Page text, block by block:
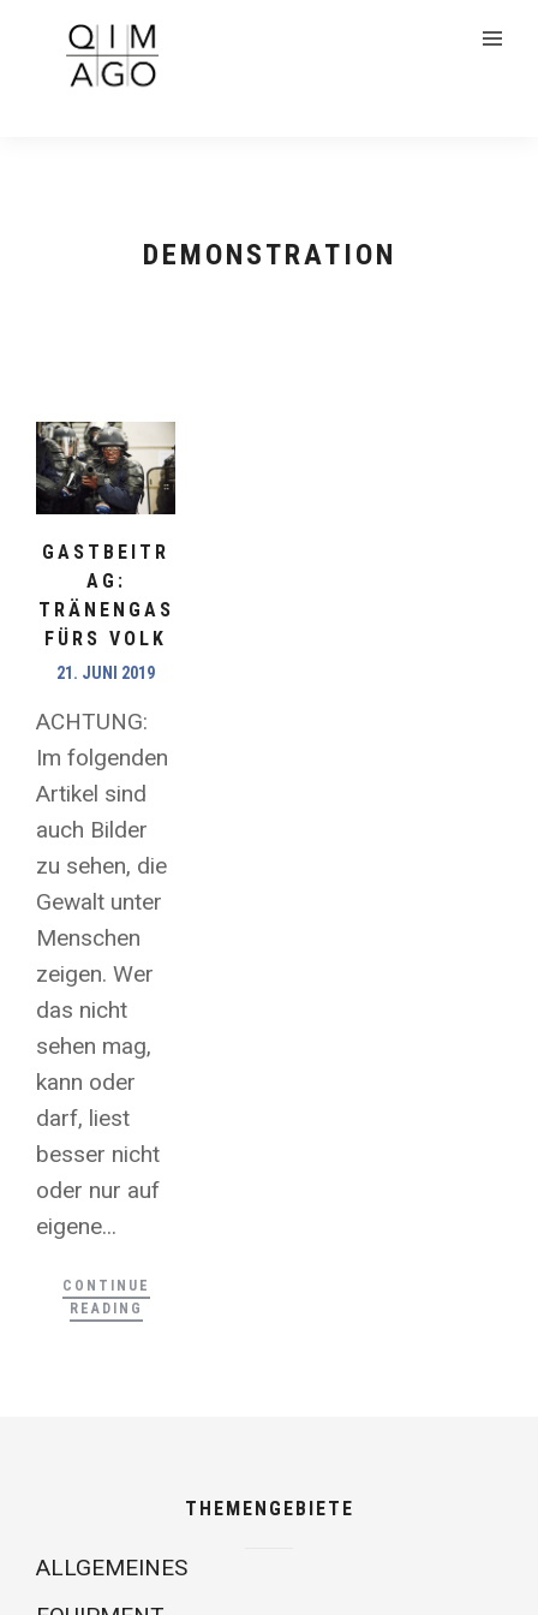
DEMONSTRATION
GASTBEITR
AG:
TRÄNENGAS
FÜRS VOLK
21. JUNI 2019
ACHTUNG:
Im folgenden
Artikel sind
auch Bilder
zu sehen, die
Gewalt unter
Menschen
zeigen. Wer
das nicht
sehen mag,
kann oder
darf, liest
besser nicht
oder nur auf
eigene...
CONTINUE
READING
THEMENGEBIETE
ALLGEMEINES